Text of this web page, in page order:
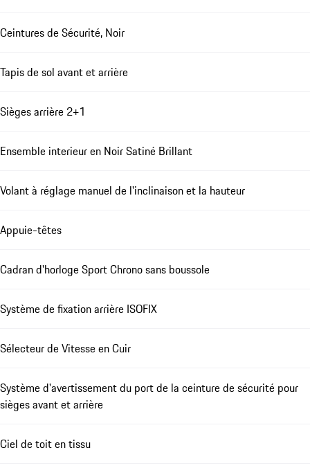
Ceintures de Sécurité, Noir
Tapis de sol avant et arrière
Sièges arrière 2+1
Ensemble interieur en Noir Satiné Brillant
Volant à réglage manuel de l'inclinaison et la hauteur
Appuie-têtes
Cadran d'horloge Sport Chrono sans boussole
Système de fixation arrière ISOFIX
Sélecteur de Vitesse en Cuir
Système d'avertissement du port de la ceinture de sécurité pour
sièges avant et arrière
Ciel de toit en tissu